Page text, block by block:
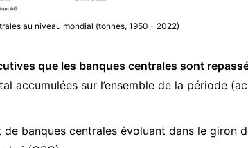
au niveau mondial (tonnes, 1950 – 2022)
que les banques centrales sont
accumulées sur l’ensemble de la période
banques centrales évoluant dans le giron